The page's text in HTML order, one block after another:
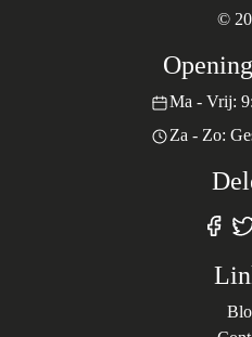
©
Ma - Vrij:
Za - Zo: